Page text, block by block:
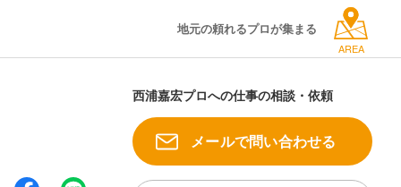
地元の頼れるプロが集まる
AREA
西浦嘉宏プロへの仕事の相談・依頼
メールで問い合わせる